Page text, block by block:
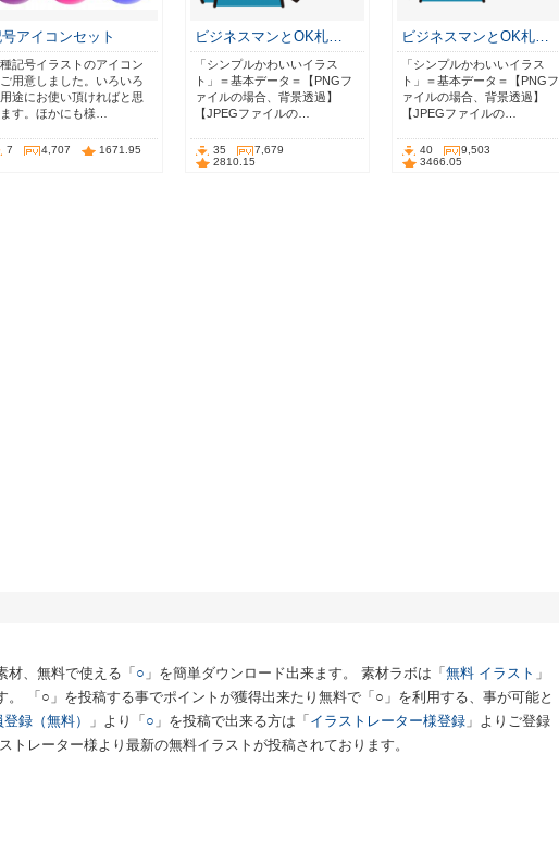
アイコンセット
記号イラストのアイコン
用意しました。いろいろ
途にお使い頂ければと思
す。ほかにも様…
7 4,707 1671.95
ビジネスマンとOK札…
「シンプルかわいいイラス
ト」＝基本データ＝【PNGフ
ァイルの場合、背景透過】
【JPEGファイルの…
35
7,679
2810.15
ビジネスマンとOK札…
「シンプルかわいいイラス
ト」＝基本データ＝【PNGフ
ァイルの場合、背景透過】
【JPEGファイルの…
40
9,503
3466.05
材、無料で使える「 ○ 」を簡単ダウンロード出来ます。 素材ラボは「 無料 イラスト 」
。 「○」を投稿する事でポイントが獲得出来たり無料で「○」を利用する、事が可能と
録（無料） 」より「 ○ 」を投稿で出来る方は「 イラストレーター様登録 」よりご登録
トレーター様より最新の無料イラストが投稿されております。